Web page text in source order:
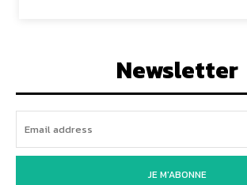
Newsletter
JE M'ABONNE